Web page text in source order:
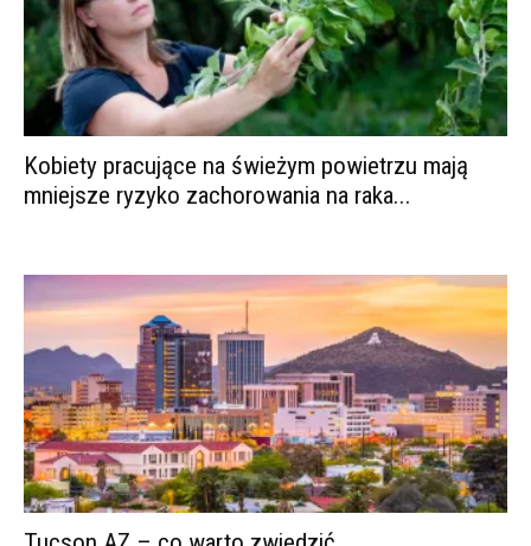
Kobiety pracujące na świeżym powietrzu mają
mniejsze ryzyko zachorowania na raka...